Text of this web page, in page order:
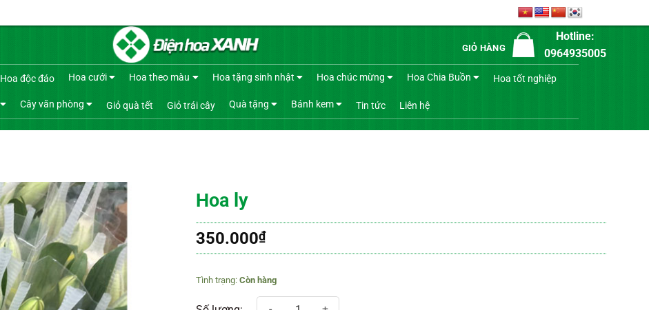
GIỎ HÀNG
Hotline:
0964935005
Hoa độc đáo Hoa cưới Hoa theo màu Hoa tặng sinh nhật Hoa chúc mừng Hoa Chia Buồn Hoa tốt nghiệp
Cây văn phòng Giỏ quà tết Giỏ trái cây Quà tặng Bánh kem Tin tức Liên hệ
Hoa ly
350.000₫
Còn hàng
Hoa ly số lượng